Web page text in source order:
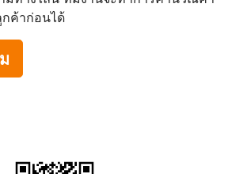
กค้าก่อนได้